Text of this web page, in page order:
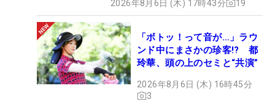
2026年8月6日 (木) 17時43分 19
「ボトッ！って音が…」ラウ
ンド中にまさかの珍客!? 都
玲華、頭の上のセミと“共演”
2026年8月6日 (木) 16時45分
3